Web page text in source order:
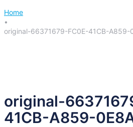
Home
•
original-66371679-FC0E-41CB-A859-
original-
41CB-A859-